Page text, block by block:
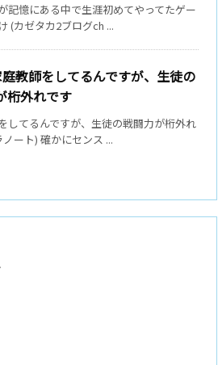
記憶にある中で生涯初めてやってたゲー
(カゼタカ2ブログch ...
教師をしてるんですが、生徒の
桁外れです
してるんですが、生徒の戦闘力が桁外れ
ート) 確かにセンス ...